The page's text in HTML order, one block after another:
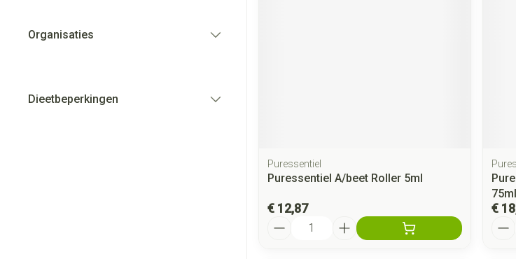
Organisaties
Dieetbeperkingen
Puressentiel
Puressentiel A/beet Roller 5ml
€ 12,87
75ml
€